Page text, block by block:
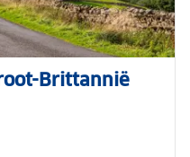
Brittannië